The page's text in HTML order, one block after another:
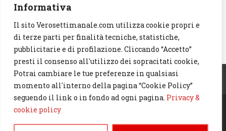
Informativa
Il sito Verosettimanale.com utilizza cookie propri e
di terze parti per finalità tecniche, statistiche,
pubblicitarie e di profilazione. Cliccando “Accetto”
presti il consenso all'utilizzo dei sopracitati cookie,
Potrai cambiare le tue preferenze in qualsiasi
momento all'interno della pagina “Cookie Policy”
seguendo il link o in fondo ad ogni pagina. Privacy &
cookie policy
Eventi(330)
Artisti (241)
News(239)
Cerca
© 2023 Verosettimanale.com. All rights reserved.